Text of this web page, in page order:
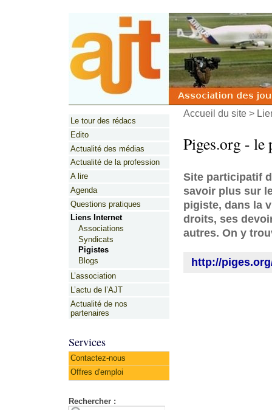
Accueil du site>
Piges.org - le
Site participatif
savoir plus sur
pigiste, dans la
droits, ses
autres. On y
http://
Le tour des rédacs
Edito
Actualité des médias
Actualité de la profession
A lire
Agenda
Questions pratiques
Liens Internet
Associations
Syndicats
Pigistes
Blogs
L’association
L’actu de l’AJT
Actualité de nos
partenaires
Services
Contactez-nous
Offres d'emploi
Rechercher :